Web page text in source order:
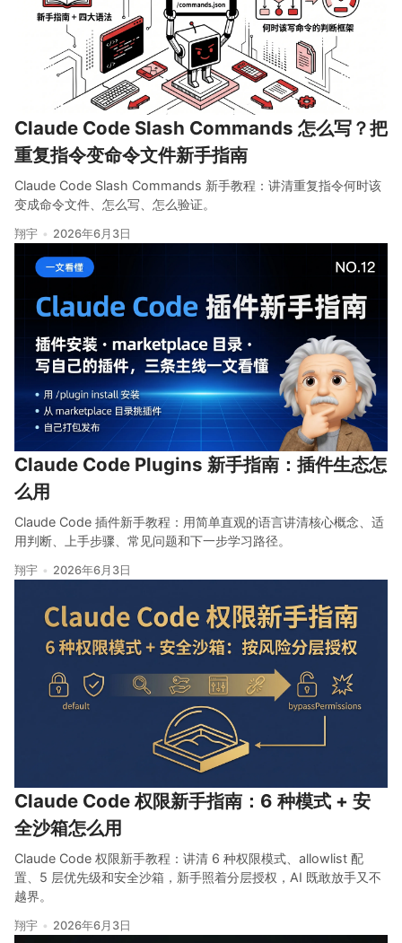
Claude Code Slash Commands 怎么写？把
重复指令变命令文件新手指南
Claude Code Slash Commands 新手教程：讲清重复指令何时该
变成命令文件、怎么写、怎么验证。
翔宇 2026年6月3日
Claude Code Plugins 新手指南：插件生态怎
么用
Claude Code 插件新手教程：用简单直观的语言讲清核心概念、适
用判断、上手步骤、常见问题和下一步学习路径。
翔宇 2026年6月3日
Claude Code 权限新手指南：6 种模式 + 安
全沙箱怎么用
Claude Code 权限新手教程：讲清 6 种权限模式、allowlist 配
置、5 层优先级和安全沙箱，新手照着分层授权，AI 既敢放手又不
越界。
翔宇 2026年6月3日